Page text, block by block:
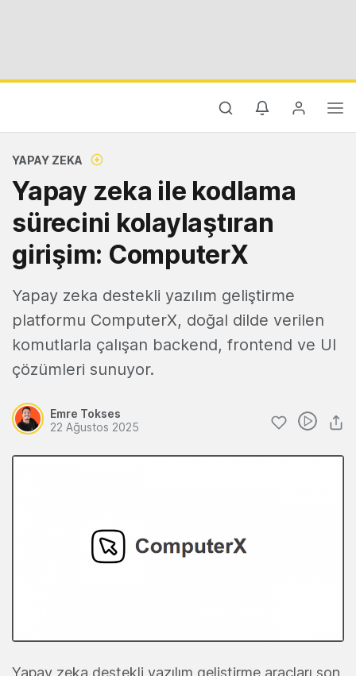
YAPAY ZEKA
Yapay zeka ile kodlama
sürecini kolaylaştıran
girişim: ComputerX
Yapay zeka destekli yazılım geliştirme
platformu ComputerX, doğal dilde verilen
komutlarla çalışan backend, frontend ve UI
çözümleri sunuyor.
Emre Tokses
22 Ağustos 2025
Yapay zeka destekli yazılım geliştirme araçları son